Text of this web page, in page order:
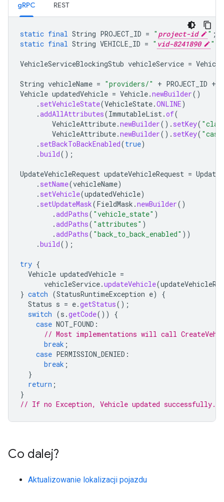
gRPC REST
static final String PROJECT_ID = " project-id " ;
static final String VEHICLE_ID = " vid-8241890 "
VehicleServiceBlockingStub vehicleService =
String vehicleName = "providers/" + PROJECT_ID +
Vehicle updatedVehicle = Vehicle.newBuilder()
. setVehicleState(VehicleState.ONLINE)
.addAllAttributes(ImmutableList.of(
VehicleAttribute.newBuilder(). setKey(
VehicleAttribute.newBuilder(). setKey(
. setBackToBackEnabled(true)
.build();
UpdateVehicleRequest updateVehicleRequest =
. setName(vehicleName)
. setVehicle(updatedVehicle)
. setUpdateMask(FieldMask .newBuilder()
.addPaths( "vehicle_state" )
.addPaths( "attributes" )
.addPaths( "back_to_back_enabled" ))
.build();
try {
Vehicle updatedVehicle =
vehicleService.updateVehicle(
} catch (StatusRuntimeException e)
{
Status s = e.getStatus();
switch (s .getCode())
{
case NOT_FOUND :
// Most implementations will call
break ;
case PERMISSION_DENIED :
break ;
}
return ;
}
// If no Exception, Vehicle updated successfully.
Co dalej?
Aktualizowanie lokalizacji pojazdu